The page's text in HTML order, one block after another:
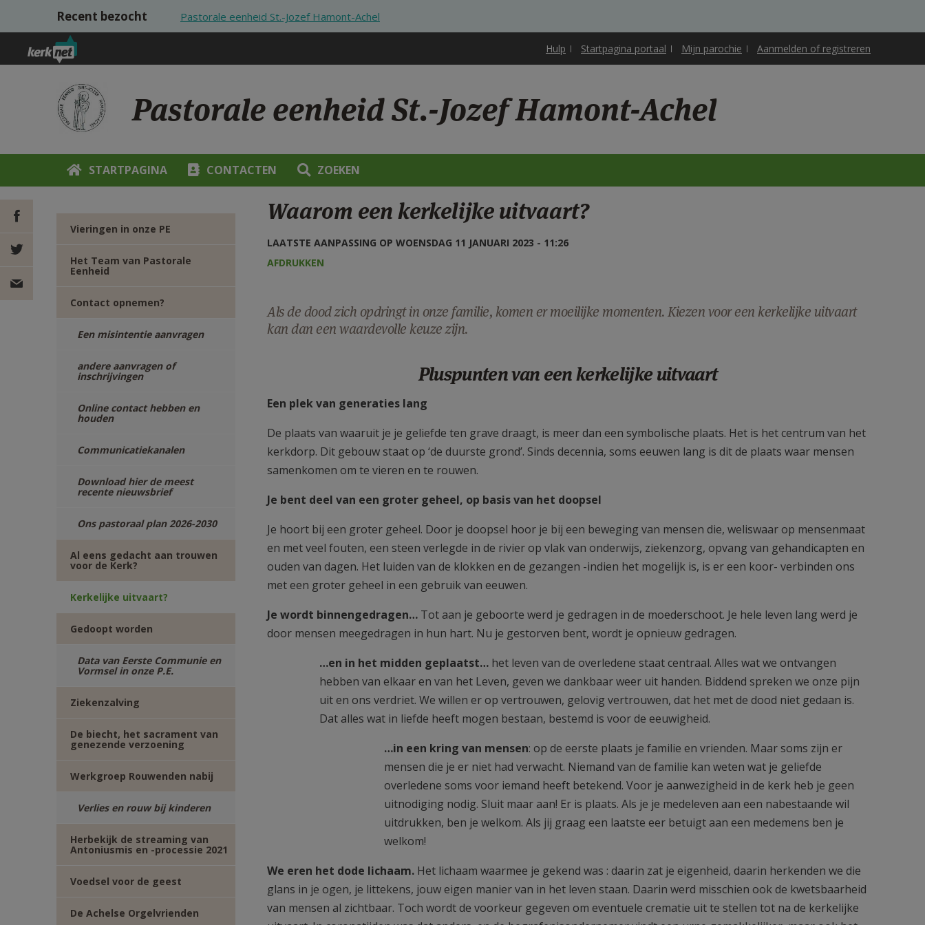
Overslaan en naar de inhoud gaan
Recent bezocht Pastorale eenheid St.-Jozef Hamont-Achel
Hulp Startpagina portaal Mijn parochie Aanmelden of registreren
Pastorale eenheid St.-Jozef Hamont-Achel
STARTPAGINA CONTACTEN ZOEKEN
DEEL OP
FACEBOOK
DEEL OP
Vieringen in onze PE
Het Team van Pastorale
Eenheid
Contact opnemen?
Een misintentie aanvragen
andere aanvragen of
inschrijvingen
Online contact hebben en
houden
Communicatiekanalen
Download hier de meest
recente nieuwsbrief
Ons pastoraal plan 2026-2030
Al eens gedacht aan trouwen
voor de Kerk?
Kerkelijke uitvaart?
Gedoopt worden
Data van Eerste Communie en
Vormsel in onze P.E.
Ziekenzalving
De biecht, het sacrament van
genezende verzoening
Werkgroep Rouwenden nabij
Verlies en rouw bij kinderen
Herbekijk de streaming van
Antoniusmis en -processie 2021
Voedsel voor de geest
De Achelse Orgelvrienden
Waarom een kerkelijke uitvaart?
LAATSTE AANPASSING OP WOENSDAG 11 JANUARI 2023 - 11:26
AFDRUKKEN
Als de dood zich opdringt in onze familie, komen er moeilijke momenten. Kiezen voor een kerkelijke uitvaart
kan dan een waardevolle keuze zijn.
Pluspunten van een kerkelijke uitvaart
Een plek van generaties lang
De plaats van waaruit je je geliefde ten grave draagt, is meer dan een symbolische plaats. Het is het centrum van het
kerkdorp. Dit gebouw staat op ‘de duurste grond’. Sinds decennia, soms eeuwen lang is dit de plaats waar mensen
samenkomen om te vieren en te rouwen.
Je bent deel van een groter geheel, op basis van het doopsel
Je hoort bij een groter geheel. Door je doopsel hoor je bij een beweging van mensen die, weliswaar op mensenmaat
en met veel fouten, een steen verlegde in de rivier op vlak van onderwijs, ziekenzorg, opvang van gehandicapten en
ouden van dagen. Het luiden van de klokken en de gezangen -indien het mogelijk is, is er een koor- verbinden ons
met een groter geheel in een gebruik van eeuwen.
Je wordt binnengedragen… Tot aan je geboorte werd je gedragen in de moederschoot. Je hele leven lang werd je
door mensen meegedragen in hun hart. Nu je gestorven bent, wordt je opnieuw gedragen.
…en in het midden geplaatst… het leven van de overledene staat centraal. Alles wat we ontvangen
hebben van elkaar en van het Leven, geven we dankbaar weer uit handen. Biddend spreken we onze pijn
uit en ons verdriet. We willen er op vertrouwen, gelovig vertrouwen, dat het met de dood niet gedaan is.
Dat alles wat in liefde heeft mogen bestaan, bestemd is voor de eeuwigheid.
…in een kring van mensen: op de eerste plaats je familie en vrienden. Maar soms zijn er
mensen die je er niet had verwacht. Niemand van de familie kan weten wat je geliefde
overledene soms voor iemand heeft betekend. Voor je aanwezigheid in de kerk heb je geen
uitnodiging nodig. Sluit maar aan! Er is plaats. Als je je medeleven aan een nabestaande wil
uitdrukken, ben je welkom. Als jij graag een laatste eer betuigt aan een medemens ben je
welkom!
We eren het dode lichaam. Het lichaam waarmee je gekend was : daarin zat je eigenheid, daarin herkenden we die
glans in je ogen, je littekens, jouw eigen manier van in het leven staan. Daarin werd misschien ook de kwetsbaarheid
van mensen al zichtbaar. Toch wordt de voorkeur gegeven om eventuele crematie uit te stellen tot na de kerkelijke